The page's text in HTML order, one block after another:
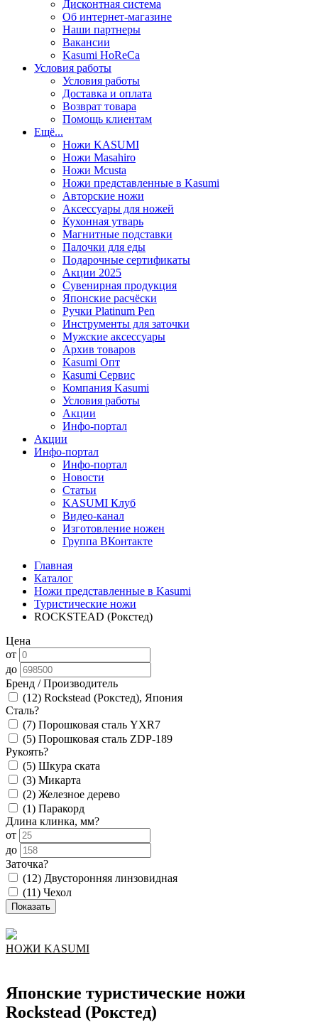
Дисконтная система
Об интернет-магазине
Наши партнеры
Вакансии
Kasumi HoReCa
Условия работы
Условия работы
Доставка и оплата
Возврат товара
Помощь клиентам
Ещё...
Ножи KASUMI
Ножи Masahiro
Ножи Mcusta
Ножи представленные в Kasumi
Авторские ножи
Аксессуары для ножей
Кухонная утварь
Магнитные подставки
Палочки для еды
Подарочные сертификаты
Акции 2025
Сувенирная продукция
Японские расчёски
Ручки Platinum Pen
Инструменты для заточки
Мужские аксессуары
Архив товаров
Kasumi Опт
Кasumi Сервис
Компания Kasumi
Условия работы
Акции
Инфо-портал
Акции
Инфо-портал
Инфо-портал
Новости
Статьи
KASUMI Клуб
Видео-канал
Изготовление ножен
Группа ВКонтакте
Главная
Каталог
Ножи представленные в Kasumi
Туристические ножи
ROCKSTEAD (Рокстед)
Цена
от
до
Бренд / Производитель
(12) Rockstead (Рокстед), Япония
Сталь?
(7) Порошковая сталь YXR7
(5) Порошковая сталь ZDP-189
Рукоять?
(5) Шкура ската
(3) Микарта
(2) Железное дерево
(1) Паракорд
Длина клинка, мм?
от
до
Заточка?
(12) Двусторонняя линзовидная
(11) Чехол
НОЖИ KASUMI
Японские туристические ножи
Rockstead (Рокстед)